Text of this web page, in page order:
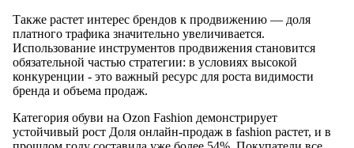
Также растет интерес брендов к продвижению — доля
платного трафика значительно увеличивается.
Использование инструментов продвижения становится
обязательной частью стратегии: в условиях высокой
конкуренции - это важный ресурс для роста видимости
бренда и объема продаж.
Категория обуви на Ozon Fashion демонстрирует
устойчивый рост Доля онлайн-продаж в fashion растет, и в